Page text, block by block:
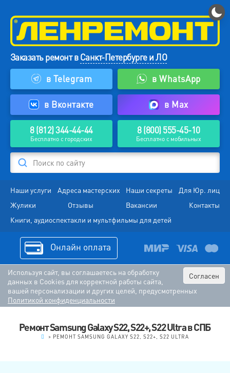
Заказать ремонт вСанкт-Петербурге и ЛО
в Telegram
в WhatsApp
в Вконтакте в Max
8 (812) 344-44-44
Бесплатно с городских
8 (800) 555-45-10
Бесплатно с мобильных
Поиск по сайту
Наши услуги Адреса мастерских Наши секреты
Для Юр. лиц
Жулики
Отзывы Вакансии
Контакты
Книги, аудиоспектакли и мультфильмы для детей
Онлайн оплата
Согласен
Используя сайт, вы соглашаетесь на обработку
данных в Cookies для корректной работы сайта,
вашей персонализации и других целей, предусмотренных
Политикой конфиденциальности
Ремонт Samsung Galaxy S22, S22+, S22 Ultra в СПБ
> РЕМОНТ SAMSUNG GALAXY S22, S22+, S22 ULTRA